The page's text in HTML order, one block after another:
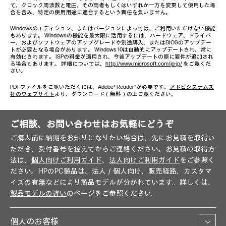
て、クロック周波数と電圧、その両者もしくはいずれか一方を変更して使用した場
合を含み、特定の使用用途に適合するという責任を負いません。
Windowsのエディション、またはバージョンによっては、ご利用いただけない機能
もあります。 Windowsの機能を最大限に活用するには、ハードウェア、ドライバ
ー、およびソフトウェアのアップグレードや別途購入、またはBIOSのアップデー
トが必要となる場合があります。 Windows 10は自動的にアップデートされ、常に
有効化されます。 ISPの料金が適用され、今後アップデートの際に要件が追加され
る場合もあります。 詳細については、 http://www.microsoft.com/ja-jp/ をご覧くだ
さい。
PDFファイルをご覧いただくには、Adobe® Reader®が必要です。 アドビシステムズ
社のウェブサイト より、ダウンロード（無料）の上ご覧ください。
ご相談、お問い合わせはお気軽にどうぞ
ご購入前に納期をお知りになりたい場合は、先にお見積を取得い
ただき、受付番号を控えてからご連絡ください。お見積の取得方
法は、 個人向けご利用ガイド、 法人向けご利用ガイドをご参照く
ださい。HPのPC製品は、法人／個人向け、販売経路、カスタマ
イズの有無などにより製品モデルが分かれています。詳しくは、
製品モデルの違いのページをご参照ください。
個人のお客様